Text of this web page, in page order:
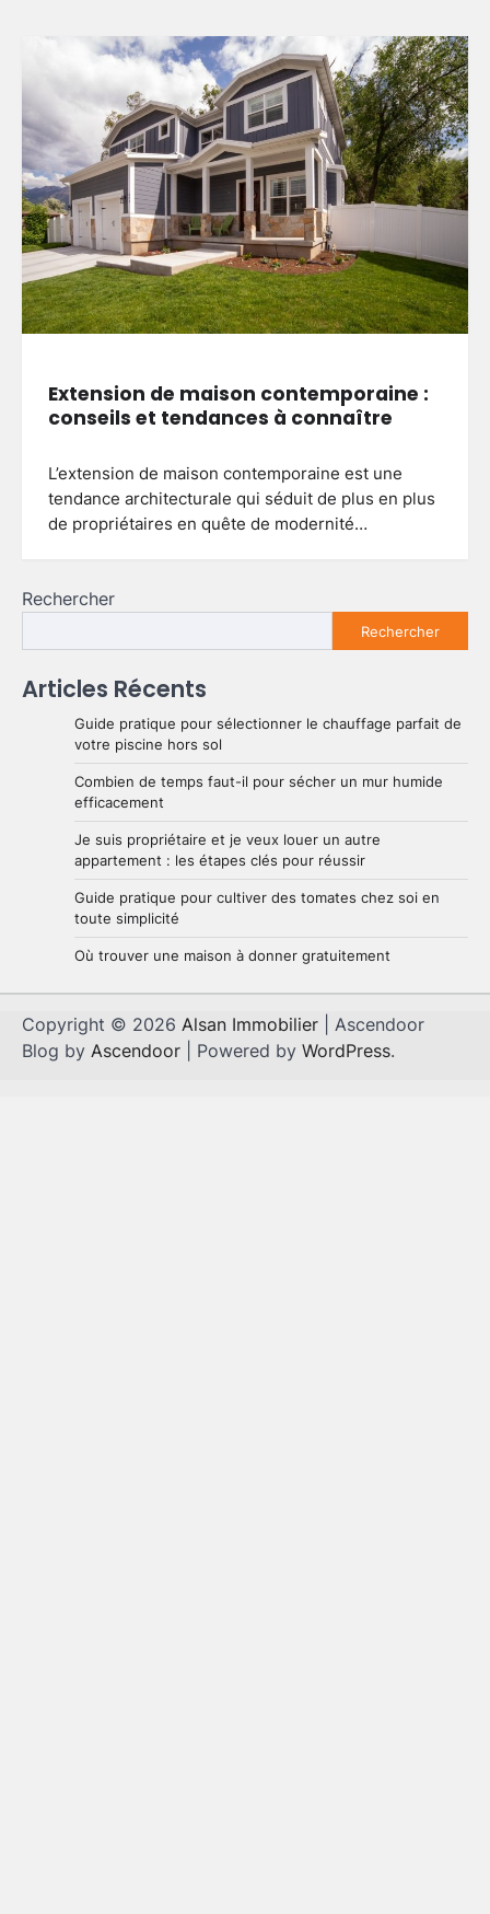
Extension de maison contemporaine :
conseils et tendances à connaître
L’extension de maison contemporaine est une
tendance architecturale qui séduit de plus en plus
de propriétaires en quête de modernité…
Rechercher
Rechercher
Articles Récents
Guide pratique pour sélectionner le chauffage parfait de
votre piscine hors sol
Combien de temps faut-il pour sécher un mur humide
efficacement
Je suis propriétaire et je veux louer un autre
appartement : les étapes clés pour réussir
Guide pratique pour cultiver des tomates chez soi en
toute simplicité
Où trouver une maison à donner gratuitement
Copyright © 2026 Alsan Immobilier | Ascendoor
Blog by Ascendoor | Powered by WordPress.